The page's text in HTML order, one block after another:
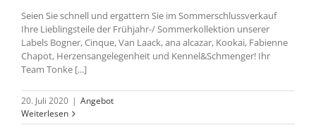
Seien Sie schnell und ergattern Sie im Sommerschlussverkauf
Ihre Lieblingsteile der Frühjahr-/ Sommerkollektion unserer
Labels Bogner, Cinque, Van Laack, ana alcazar, Kookai, Fabienne
Chapot, Herzensangelegenheit und Kennel&Schmenger! Ihr
Team Tonke [...]
20. Juli 2020 | Angebot
Weiterlesen